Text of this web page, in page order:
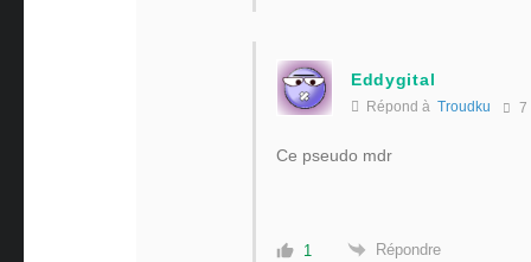
Eddygital
Répond à Troudku 7
Ce pseudo mdr
1 Répondre